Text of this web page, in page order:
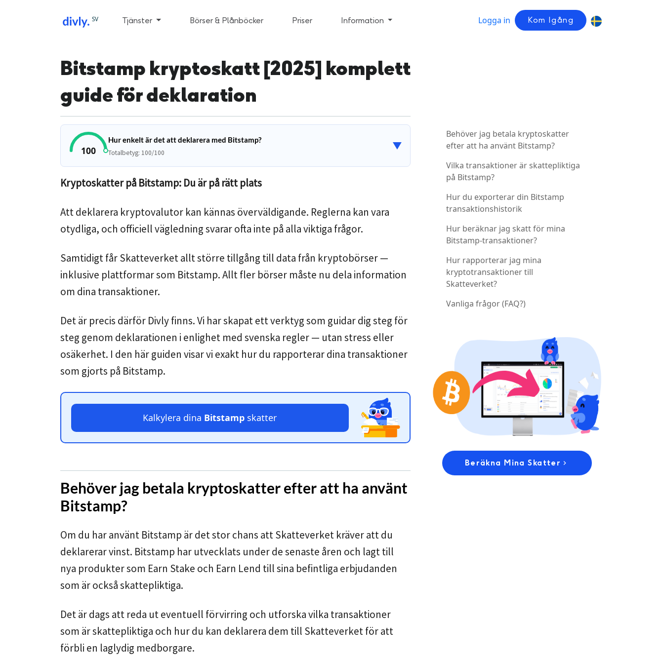
SV Tjänster Börser & Plånböcker Priser Information Logga in Kom Igång
Bitstamp kryptoskatt [2025] komplett
guide för deklaration
100
Hur enkelt är det att deklarera med Bitstamp?
Totalbetyg: 100/100
▼
Kryptoskatter på Bitstamp: Du är på rätt plats
Att deklarera kryptovalutor kan kännas överväldigande. Reglerna kan vara
otydliga, och officiell vägledning svarar ofta inte på alla viktiga frågor.
Samtidigt får Skatteverket allt större tillgång till data från kryptobörser —
inklusive plattformar som Bitstamp. Allt fler börser måste nu dela information
om dina transaktioner.
Det är precis därför Divly finns. Vi har skapat ett verktyg som guidar dig steg för
steg genom deklarationen i enlighet med svenska regler — utan stress eller
osäkerhet. I den här guiden visar vi exakt hur du rapporterar dina transaktioner
som gjorts på Bitstamp.
Kalkylera dina Bitstamp skatter
Behöver jag betala kryptoskatter efter att ha använt
Bitstamp?
Om du har använt Bitstamp är det stor chans att Skatteverket kräver att du
deklarerar vinst. Bitstamp har utvecklats under de senaste åren och lagt till
nya produkter som Earn Stake och Earn Lend till sina befintliga erbjudanden
som är också skattepliktiga.
Det är dags att reda ut eventuell förvirring och utforska vilka transaktioner
som är skattepliktiga och hur du kan deklarera dem till Skatteverket för att
förbli en laglydig medborgare.
Behöver jag betala kryptoskatter
efter att ha använt Bitstamp?
Vilka transaktioner är skattepliktiga
på Bitstamp?
Hur du exporterar din Bitstamp
transaktionshistorik
Hur beräknar jag skatt för mina
Bitstamp-transaktioner?
Hur rapporterar jag mina
kryptotransaktioner till
Skatteverket?
Vanliga frågor (FAQ?)
Beräkna Mina Skatter